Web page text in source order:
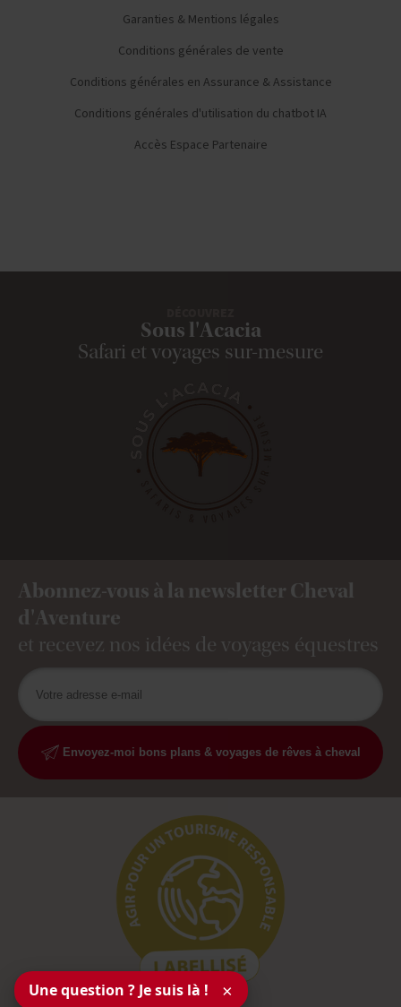
Garanties & Mentions légales
Conditions générales de vente
Conditions générales en Assurance & Assistance
Conditions générales d'utilisation du chatbot IA
Accès Espace Partenaire
Sous l'Acacia
Safari et voyages sur-mesure
Abonnez-vous à la newsletter Cheval
d'Aventure
et recevez nos idées de voyages équestres
Envoyez-moi bons plans & voyages de rêves à cheval
Une question ? Je suis là ! ×